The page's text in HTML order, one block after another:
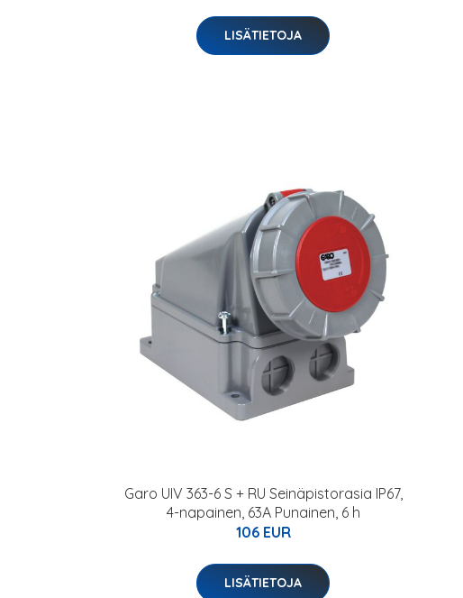
LISÄTIETOJA
Garo UIV 363-6 S + RU Seinäpistorasia IP67,
4-napainen, 63A Punainen, 6 h
106 EUR
LISÄTIETOJA